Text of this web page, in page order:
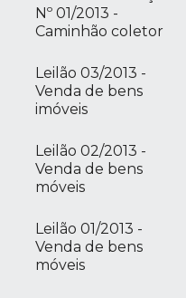
Nº 01/2013 -
Caminhão coletor
Leilão 03/2013 -
Venda de bens
imóveis
Leilão 02/2013 -
Venda de bens
móveis
Leilão 01/2013 -
Venda de bens
móveis